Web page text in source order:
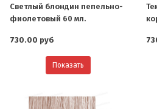
Светлый блондин пепельно-
фиолетовый 60 мл.
730.00 руб
Показать